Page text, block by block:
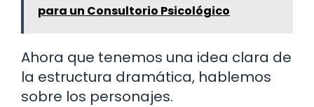
para un Consultorio Psicológico
Ahora que tenemos una idea clara de
la estructura dramática, hablemos
sobre los personajes.